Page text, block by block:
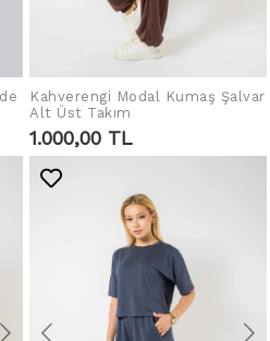
IN DEN WARENKORB
LEGEN
Kahverengi Modal Kumaş Şalvar
Alt Üst Takım
1.000,00 TL